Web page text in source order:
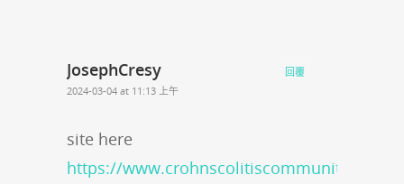
JosephCresy
2024-03-04 at 11:13 上午
site here
https://www.crohnscolitiscommunity.org/
回覆